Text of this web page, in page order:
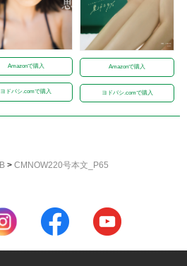
Amazonで購入
ヨドバシ.comで購入
Amazonで購入
ヨドバシ.comで購入
> CMNOW220号本文_P65